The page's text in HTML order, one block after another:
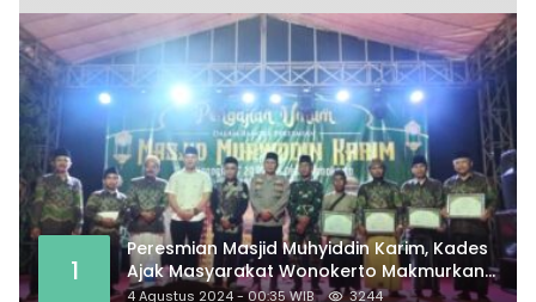
1
Peresmian Masjid Muhyiddin Karim, Kades
Ajak Masyarakat Wonokerto Makmurkan
Masjid
4 Agustus 2024 - 00:35 WIB 3244